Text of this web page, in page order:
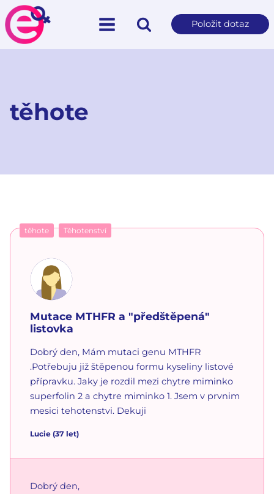
Položit dotaz
těhote
těhote Těhotenství
Mutace MTHFR a "předštěpená"
listovka
Dobrý den, Mám mutaci genu MTHFR
.Potřebuju již štěpenou formu kyseliny listové
přípravku. Jaky je rozdil mezi chytre miminko
superfolin 2 a chytre miminko 1. Jsem v prvnim
mesici tehotenstvi. Dekuji
Lucie (37 let)
Dobrý den,